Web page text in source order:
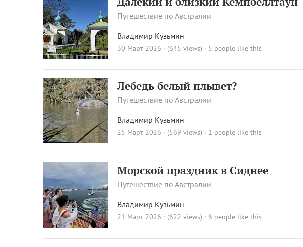
Путешествие по Австралии
Владимир Кузьмин
30 Март 2026 · (645 views) · 5 people like this
Лебедь белый плывет?
Путешествие по Австралии
Владимир Кузьмин
25 Март 2026 · (569 views) · 1 people like this
Морской праздник в Сиднее
Путешествие по Австралии
Владимир Кузьмин
21 Март 2026 · (622 views) · 6 people like this